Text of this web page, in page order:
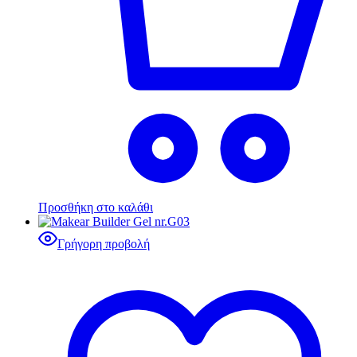
Προσθήκη στο καλάθι
Γρήγορη προβολή